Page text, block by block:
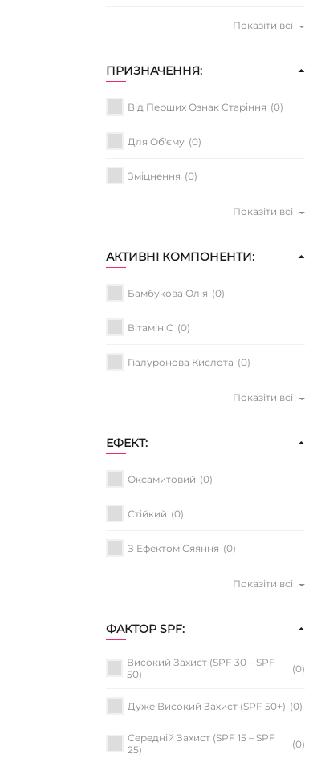
Показіти всі
ПРИЗНАЧЕННЯ:
Від Перших Ознак Старіння (0)
Для Об'єму (0)
Зміцнення (0)
Показіти всі
АКТИВНІ КОМПОНЕНТИ:
Бамбукова Олія (0)
Вітамін C (0)
Гіалуронова Кислота (0)
Показіти всі
ЕФЕКТ:
Оксамитовий (0)
Стійкий (0)
З Ефектом Сяяння (0)
Показіти всі
ФАКТОР SPF:
Високий Захист (SPF 30 – SPF
50)
(0)
Дуже Високий Захист (SPF 50+) (0)
Середній Захист (SPF 15 – SPF
25)
(0)